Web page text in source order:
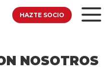
HAZTE SOCIO
NOSOTROS